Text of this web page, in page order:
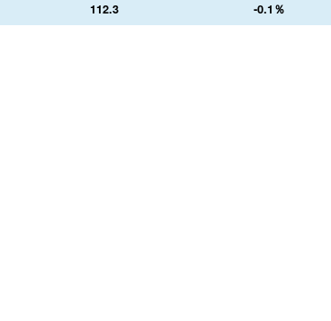
112.3 -0.1％